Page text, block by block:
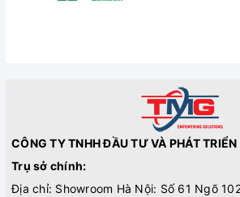
CÔNG TY TNHH ĐẦU TƯ VÀ PHÁT TRIỂN
Trụ sở chính:
Địa chỉ: Showroom Hà Nội: Số 61 Ngõ